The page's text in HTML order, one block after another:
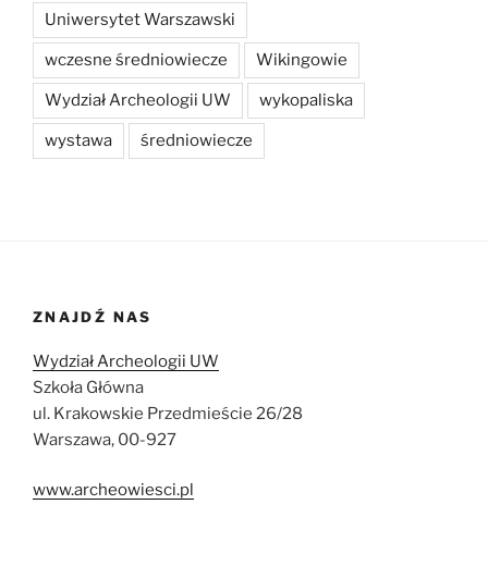
Uniwersytet Warszawski
wczesne średniowiecze Wikingowie
Wydział Archeologii UW wykopaliska
wystawa średniowiecze
ZNAJDŹ NAS
Wydział Archeologii UW
Szkoła Główna
ul. Krakowskie Przedmieście 26/28
Warszawa, 00-927
www.archeowiesci.pl